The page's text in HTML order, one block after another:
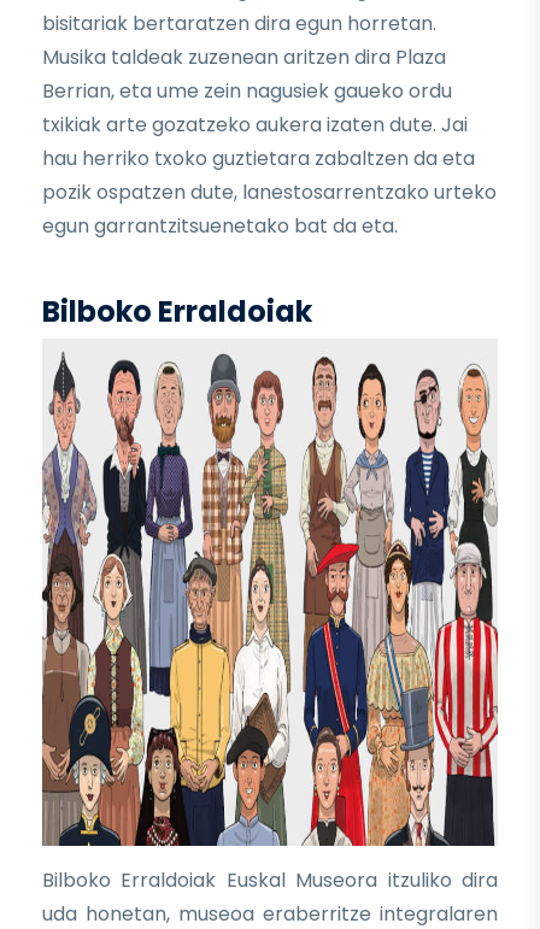
bisitariak bertaratzen dira egun horretan.
Musika taldeak zuzenean aritzen dira Plaza
Berrian, eta ume zein nagusiek gaueko ordu
txikiak arte gozatzeko aukera izaten dute. Jai
hau herriko txoko guztietara zabaltzen da eta
pozik ospatzen dute, lanestosarrentzako urteko
egun garrantzitsuenetako bat da eta.
Bilboko Erraldoiak
Bilboko Erraldoiak Euskal Museora itzuliko dira
uda honetan, museoa eraberritze integralaren